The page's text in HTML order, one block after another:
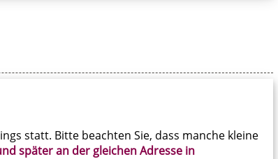
statt. Bitte beachten Sie, dass manche kleine
später an der gleichen Adresse in